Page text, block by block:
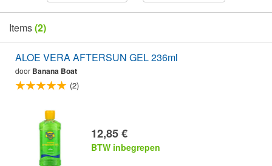
Items(2)
ALOE VERA AFTERSUN GEL 236ml
door Banana Boat
(2)
12,85 €
BTW inbegrepen